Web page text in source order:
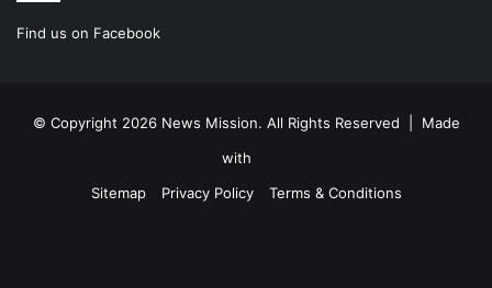
Find us on Facebook
© Copyright 2026 News Mission. All Rights Reserved | Made
with
Sitemap
Privacy Policy Terms & Conditions